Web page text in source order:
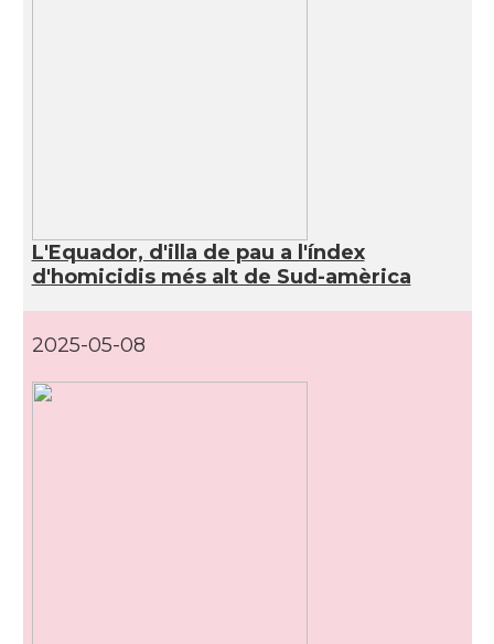
L'Equador, d'illa de pau a l'índex
d'homicidis més alt de Sud-amèrica
2025-05-08